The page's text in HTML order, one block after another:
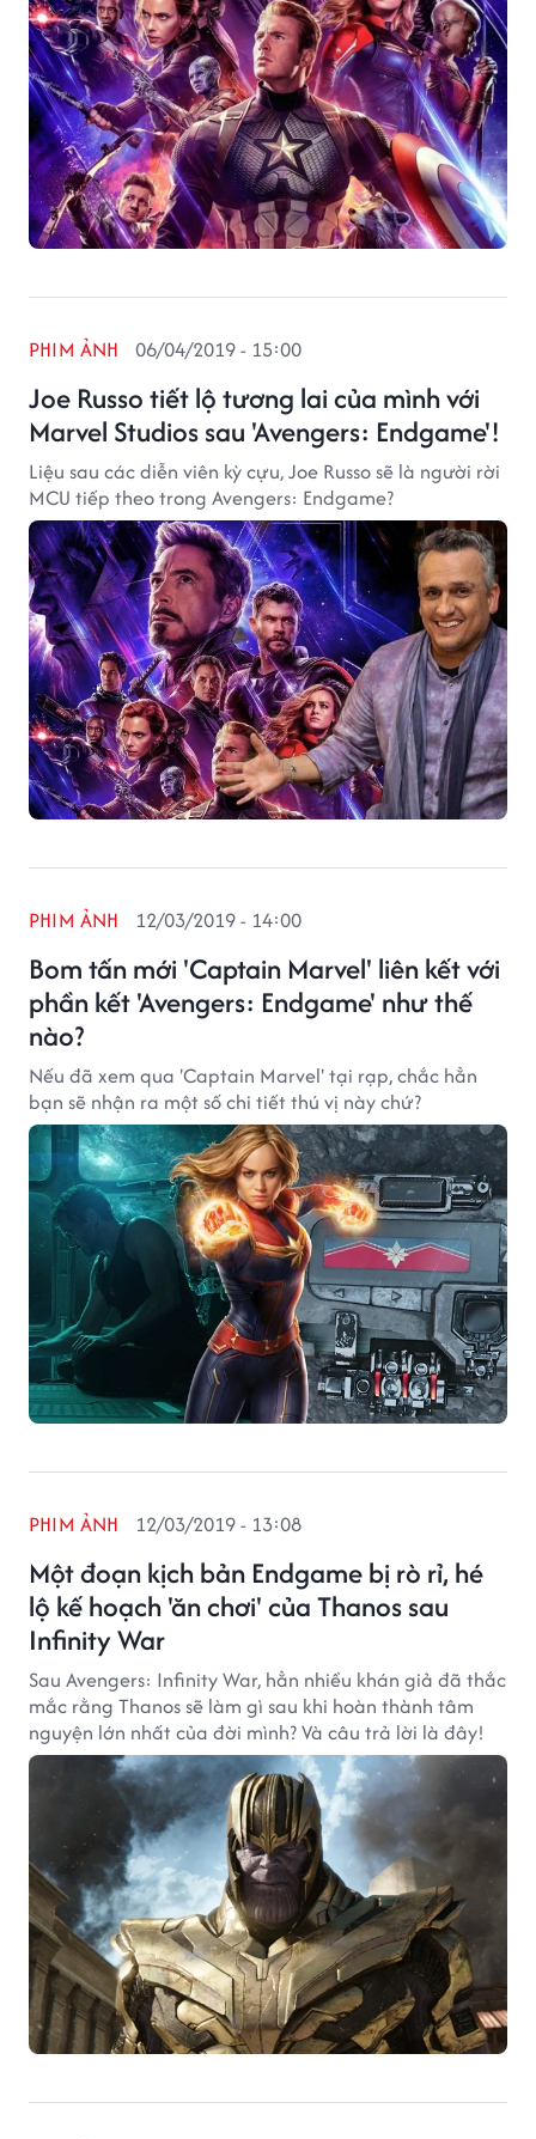
Joe Russo tiết lộ tương lai của mình với
Marvel Studios sau 'Avengers: Endgame'!
PHIM ẢNH 06/04/2019 - 15:00
Liệu sau các diễn viên kỳ cựu, Joe Russo sẽ là người rời
MCU tiếp theo trong Avengers: Endgame?
Bom tấn mới 'Captain Marvel' liên kết với
phần kết 'Avengers: Endgame' như thế
nào?
PHIM ẢNH 12/03/2019 - 14:00
Nếu đã xem qua 'Captain Marvel' tại rạp, chắc hẳn
bạn sẽ nhận ra một số chi tiết thú vị này chứ?
Một đoạn kịch bản Endgame bị rò rỉ, hé
lộ kế hoạch 'ăn chơi' của Thanos sau
Infinity War
PHIM ẢNH 12/03/2019 - 13:08
Sau Avengers: Infinity War, hẳn nhiều khán giả đã thắc
mắc rằng Thanos sẽ làm gì sau khi hoàn thành tâm
nguyện lớn nhất của đời mình? Và câu trả lời là đây!